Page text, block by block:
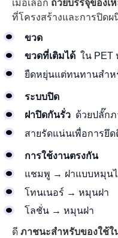
เมื่อเลือก ถ้วยบรรจุของเ
ที่โครงสร้างและการปิดผ
ขวด
ขวดที่เติมได้ ใน PET
ยืดหยุ่นแต่ทนทานสำห
ระบบปิด
ฝาปิดกันรั่ว ด้วยปลั๊ก
สายรัดแน่นเพื่อการยึด
การใช้งานตรงกัน
แชมพู → ฝาแบบหมุน
โทนเนอร์ → หมุนฝา
โลชั่น → หมุนฝา
ดี ภาชนะสำหรับของใช้ใ